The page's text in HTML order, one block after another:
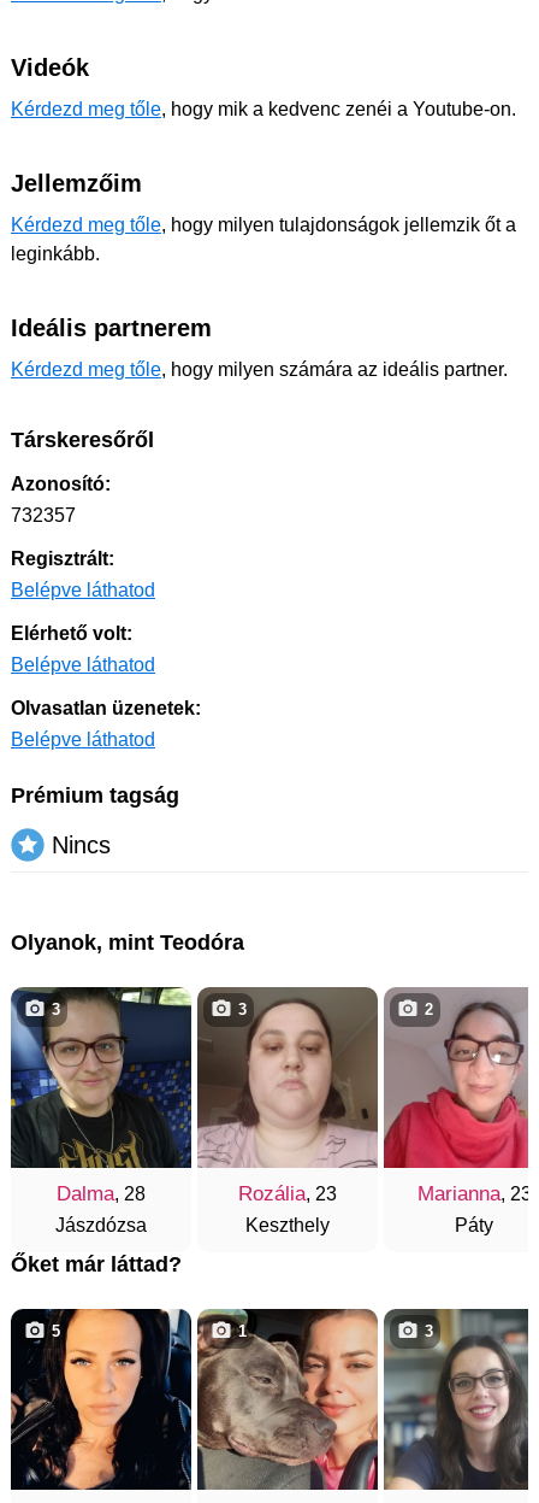
Videók
Kérdezd meg tőle, hogy mik a kedvenc zenéi a Youtube-on.
Jellemzőim
Kérdezd meg tőle, hogy milyen tulajdonságok jellemzik őt a
leginkább.
Ideális partnerem
Kérdezd meg tőle, hogy milyen számára az ideális partner.
Társkeresőről
Azonosító:
732357
Regisztrált:
Belépve láthatod
Elérhető volt:
Belépve láthatod
Olvasatlan üzenetek:
Belépve láthatod
Prémium tagság
Nincs
Olyanok, mint Teodóra
Dalma, 28
Jászdózsa
3
Rozália, 23
Keszthely
3
Marianna, 23
Páty
2
Őket már láttad?
5 1 3